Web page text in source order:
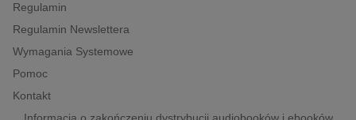
inne
popularno-naukowe
historia
Regulamin
Regulamin Newslettera
Wymagania Systemowe
Pomoc
Kontakt